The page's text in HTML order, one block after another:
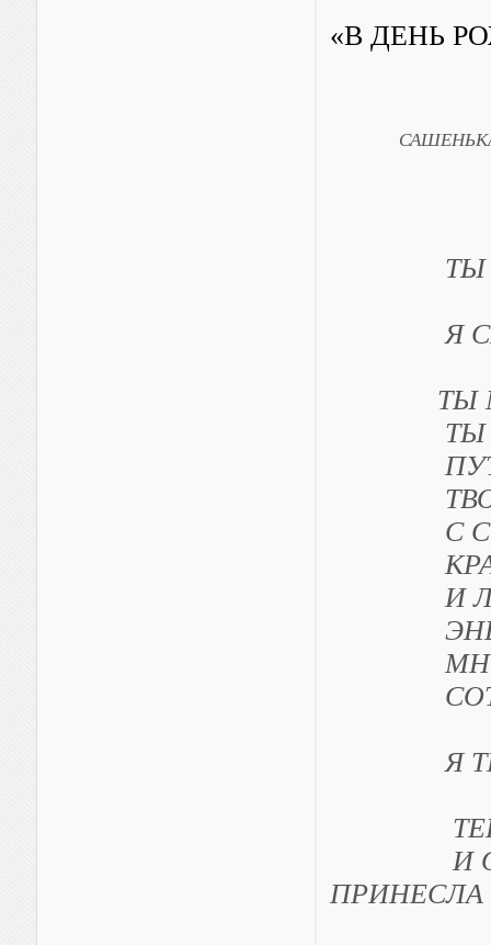
«В ДЕНЬ
САШЕНЬКА!
ТЫ УЖ
Я
ТЫ
ТЫ
ПУТЬ
С
И
Я ТЕБЯ
ТЕБЯ
И ОН
ПРИНЕСЛА